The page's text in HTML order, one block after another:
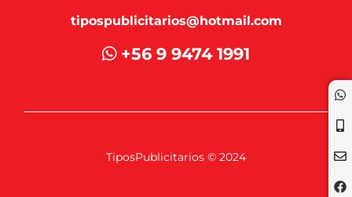
tipospublicitarios@hotmail.com
+56 9 9474 1991
TiposPublicitarios © 2024